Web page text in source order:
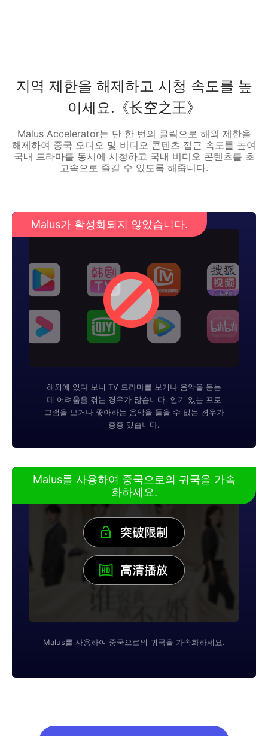
지역 제한을 해제하고 시청 속도를 높
이세요.《长空之王》
Malus Accelerator는 단 한 번의 클릭으로 해외 제한을
해제하여 중국 오디오 및 비디오 콘텐츠 접근 속도를 높여
국내 드라마를 동시에 시청하고 국내 비디오 콘텐츠를 초
고속으로 즐길 수 있도록 해줍니다.
Malus가 활성화되지 않았습니다.
해외에 있다 보니 TV 드라마를 보거나 음악을 듣는
데 어려움을 겪는 경우가 많습니다. 인기 있는 프로
그램을 보거나 좋아하는 음악을 들을 수 없는 경우가
종종 있습니다.
Malus를 사용하여 중국으로의 귀국을 가속
화하세요.
Malus를 사용하여 중국으로의 귀국을 가속화하세요.